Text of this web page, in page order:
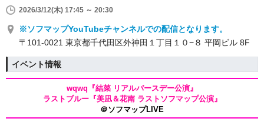
2026/3/12(木) 17:45 ～ 20:30
※ソフマップYouTubeチャンネルでの配信となります。
〒101-0021 東京都千代田区外神田１丁目１０−８ 平岡ビル 8F
イベント情報
wqwq『結菜 リアルバースデー公演』
ラストブルー『美凪＆花南 ラストソフマップ公演』
＠ソフマップLIVE